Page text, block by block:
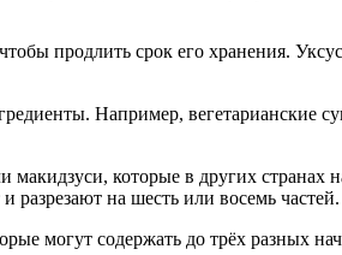
продлить срок его хранения.
Например, вегетарианские
которые в других странах
на шесть или восемь частей.
могут содержать до трёх разных